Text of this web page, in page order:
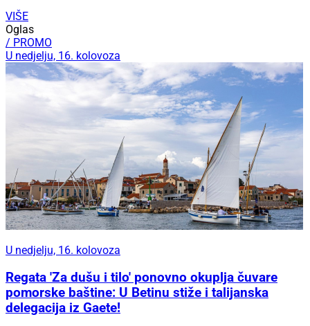
VIŠE
Oglas
/ PROMO
U nedjelju, 16. kolovoza
U nedjelju, 16. kolovoza
Regata 'Za dušu i tilo' ponovno okuplja čuvare
pomorske baštine: U Betinu stiže i talijanska
delegacija iz Gaete!